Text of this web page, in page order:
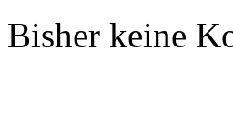
Bisher keine